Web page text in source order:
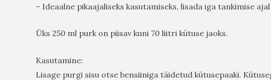
– Ideaalne pikaajaliseks kasutamiseks, lisada iga tankimise ajal
Üks 250 ml purk on piisav kuni 70 liitri kütuse jaoks.
Kasutamine:
Lisage purgi sisu otse bensiiniga täidetud kütusepaaki.